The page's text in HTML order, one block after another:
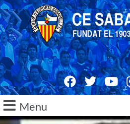
Menu